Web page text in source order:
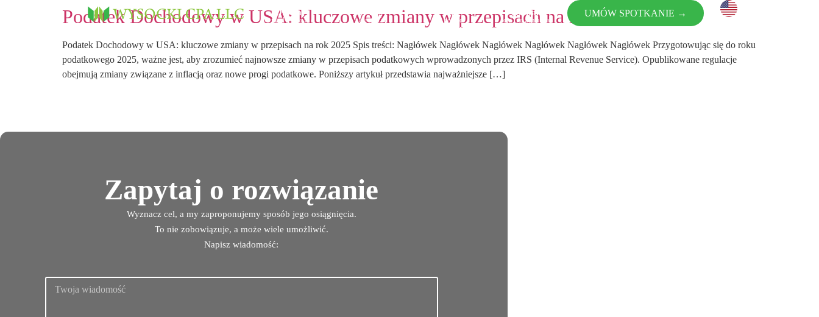
Oferta
kompleksowe
O nas
zaufanie
Blog
prosto
o podatkach
Kontakt
od rozmowy
UMÓW SPOTKANIE →
Podatek Dochodowy w USA: kluczowe zmiany w przepisach na rok 2025
Podatek Dochodowy w USA: kluczowe zmiany w przepisach na rok 2025 Spis treści: Nagłówek Nagłówek Nagłówek Nagłówek Nagłówek Nagłówek Przygotowując się do roku
podatkowego 2025, ważne jest, aby zrozumieć najnowsze zmiany w przepisach podatkowych wprowadzonych przez IRS (Internal Revenue Service). Opublikowane regulacje
obejmują zmiany związane z inflacją oraz nowe progi podatkowe. Poniższy artykuł przedstawia najważniejsze […]
Zapytaj o rozwiązanie
Wyznacz cel, a my zaproponujemy sposób jego osiągnięcia.
To nie zobowiązuje, a może wiele umożliwić.
Napisz wiadomość: